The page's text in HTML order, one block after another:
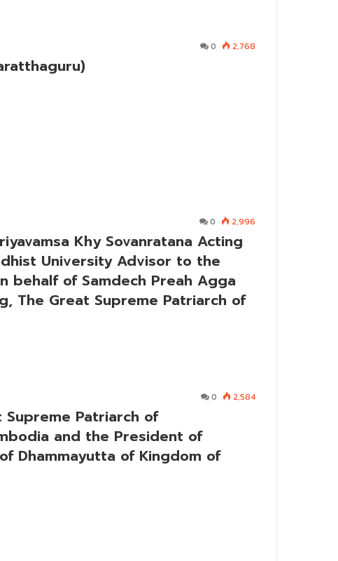
0 2,768
0 2,996
Khy Sovanratana Acting
University Advisor to the
behalf of Samdech Preah Agga
The Great Supreme Patriarch of
0 2,584
Supreme Patriarch of
and the President of
Dhammayutta of Kingdom of